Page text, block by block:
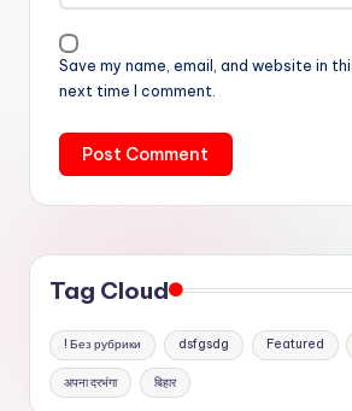
Save my name, email, and website in
next time I comment.
Tag Cloud
! Без рубрики dsfgsdg Featured
अपना दरभंगा बिहार